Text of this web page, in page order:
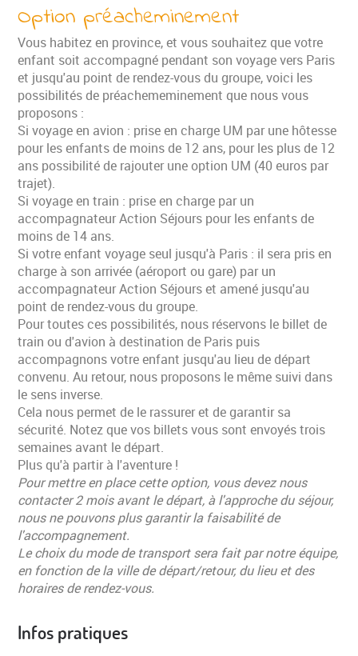
Option préacheminement
Vous habitez en province, et vous souhaitez que votre
enfant soit accompagné pendant son voyage vers Paris
et jusqu'au point de rendez-vous du groupe, voici les
possibilités de préachememinement que nous vous
proposons :
Si voyage en avion : prise en charge UM par une hôtesse
pour les enfants de moins de 12 ans, pour les plus de 12
ans possibilité de rajouter une option UM (40 euros par
trajet).
Si voyage en train : prise en charge par un
accompagnateur Action Séjours pour les enfants de
moins de 14 ans.
Si votre enfant voyage seul jusqu'à Paris : il sera pris en
charge à son arrivée (aéroport ou gare) par un
accompagnateur Action Séjours et amené jusqu'au
point de rendez-vous du groupe.
Pour toutes ces possibilités, nous réservons le billet de
train ou d'avion à destination de Paris puis
accompagnons votre enfant jusqu'au lieu de départ
convenu. Au retour, nous proposons le même suivi dans
le sens inverse.
Cela nous permet de le rassurer et de garantir sa
sécurité. Notez que vos billets vous sont envoyés trois
semaines avant le départ.
Plus qu'à partir à l'aventure !
Pour mettre en place cette option, vous devez nous
contacter 2 mois avant le départ, à l'approche du séjour,
nous ne pouvons plus garantir la faisabilité de
l'accompagnement.
Le choix du mode de transport sera fait par notre équipe,
en fonction de la ville de départ/retour, du lieu et des
horaires de rendez-vous.
Infos pratiques